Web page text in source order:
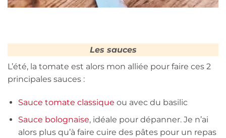
Les sauces
L’été, la tomate est alors mon alliée pour faire ces 2
principales sauces :
Sauce tomate classique ou avec du basilic
Sauce bolognaise, idéale pour dépanner. Je n’ai
alors plus qu’à faire cuire des pâtes pour un repas